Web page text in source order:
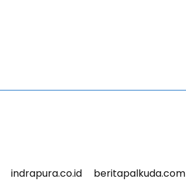
indrapura.co.id beritapalkuda.com